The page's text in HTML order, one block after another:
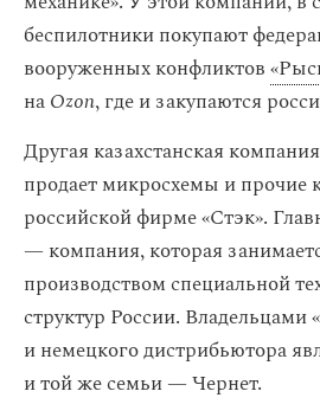
беспилотники покупают
вооруженных конфликтов
наOzon, где и закупаются
Другая казахстанская компания
продает микросхемы и прочие
российской фирме «Стэк».
— компания, которая
производством специальной
структур России. Владельцами
и немецкого дистрибьютора
и той же семьи — Чернет.